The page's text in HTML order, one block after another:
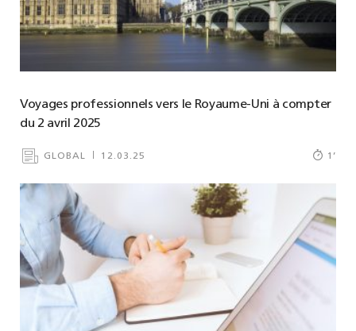
Voyages professionnels vers le Royaume-Uni à compter
du 2 avril 2025
GLOBAL 12.03.25 1’